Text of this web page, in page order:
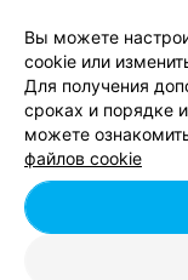
© 2026 ООО «Артокс
Вы можете
cookie или
Для получения
сроках и порядке
можете
файлов cookie